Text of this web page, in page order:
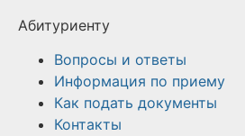
Абитуриенту
Вопросы и ответы
Информация по приему
Как подать документы
Контакты